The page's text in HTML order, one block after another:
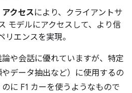
クセスにより、クライアントサ
モデルにアクセスして、より信
リエンスを実現。
や会話に優れていますが、特定
データ抽出など）に使用するの
に F1 カーを使うようなもので